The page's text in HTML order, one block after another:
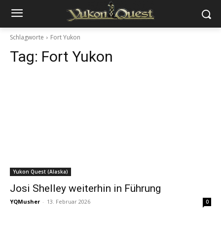
Schlagworte Fort Yukon
Tag: Fort Yukon
Yukon Quest (Alaska)
Josi Shelley weiterhin in Führung
YQMusher - 13. Februar 2026 0